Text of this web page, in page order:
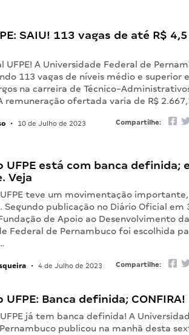
SAIU! 113 vagas de até R$
UFPE! A Universidade Federal de
113 vagas de níveis médio e superior
na carreira de Técnico-
remuneração ofertada varia de R$
• 10 de Julho de 2023 Compartilhe:
UFPE está com banca definida;
Veja
UFPE teve um movimentação importante,
Segundo publicação no Diário Oficial em
de Apoio ao Desenvolvimento da
Federal de Pernambuco foi escolhida
• 4 de Julho de 2023 Compartilhe:
UFPE: Banca definida; CONFIRA!
já tem banca definida! A
publicou na manhã desta